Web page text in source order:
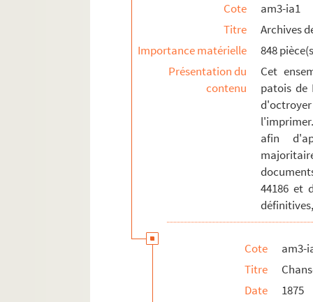
am3-ia1-1877. Chansons de 1877
am3-ia1-1878. Chansons de 1878
am3-ia1-1879. Chansons de 1879
am3-ia1-1880. Chansons de 1880
am3-ia1-1881. Chansons de
am3-ia1-1882. Chansons de 1882
am3-ia1-1883. Chansons de 1883
am3-ia1-1884. Chansons de 1884
am3-ia1-1885. Chansons de 1885
am3-ia1-1886. Chansons de 1886
am3-ia1-1887. Chansons de 1887
am3-ia1-1888. Chansons de 1888
am3-ia1-1889. Chansons de 1889
am3-ia1-1890. Chansons de 1890
Cote
am3-ia1
Titre
Archives
Importance matérielle
848
Présentation du
contenu
Cet
patois de
afin
44186 et
Cote
am3-
Titre
Date
1875